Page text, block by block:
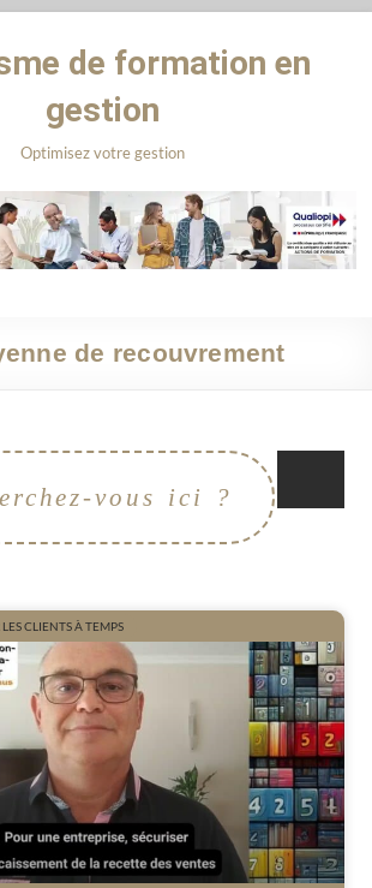
de formation en
gestion
Optimisez votre gestion
de recouvrement
LES CLIENTS À TEMPS